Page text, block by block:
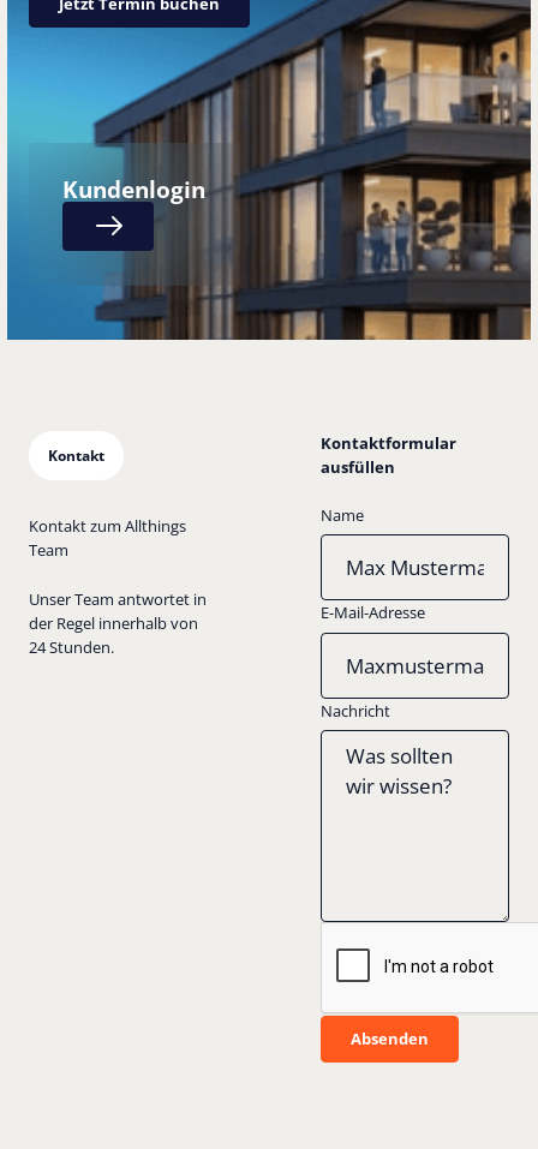
Kundenlogin
Kontakt
Kontakt zum Allthings
Team
Unser Team antwortet in
der Regel innerhalb von
24 Stunden.
Kontaktformular
ausfüllen
Name
E-Mail-Adresse
Nachricht
Absenden
Absenden